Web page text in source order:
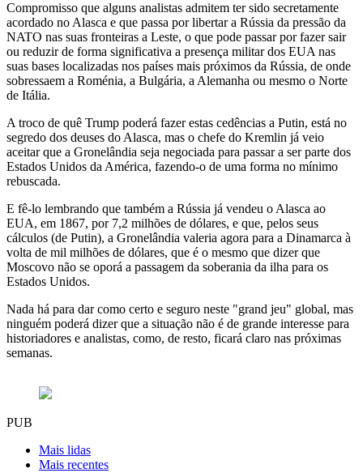
Compromisso que alguns analistas admitem ter sido secretamente
acordado no Alasca e que passa por libertar a Rússia da pressão da
NATO nas suas fronteiras a Leste, o que pode passar por fazer sair
ou reduzir de forma significativa a presença militar dos EUA nas
suas bases localizadas nos países mais próximos da Rússia, de onde
sobressaem a Roménia, a Bulgária, a Alemanha ou mesmo o Norte
de Itália.
A troco de quê Trump poderá fazer estas cedências a Putin, está no
segredo dos deuses do Alasca, mas o chefe do Kremlin já veio
aceitar que a Gronelândia seja negociada para passar a ser parte dos
Estados Unidos da América, fazendo-o de uma forma no mínimo
rebuscada.
E fê-lo lembrando que também a Rússia já vendeu o Alasca ao
EUA, em 1867, por 7,2 milhões de dólares, e que, pelos seus
cálculos (de Putin), a Gronelândia valeria agora para a Dinamarca à
volta de mil milhões de dólares, que é o mesmo que dizer que
Moscovo não se oporá a passagem da soberania da ilha para os
Estados Unidos.
Nada há para dar como certo e seguro neste "grand jeu" global, mas
ninguém poderá dizer que a situação não é de grande interesse para
historiadores e analistas, como, de resto, ficará claro nas próximas
semanas.
PUB
Mais lidas
Mais recentes